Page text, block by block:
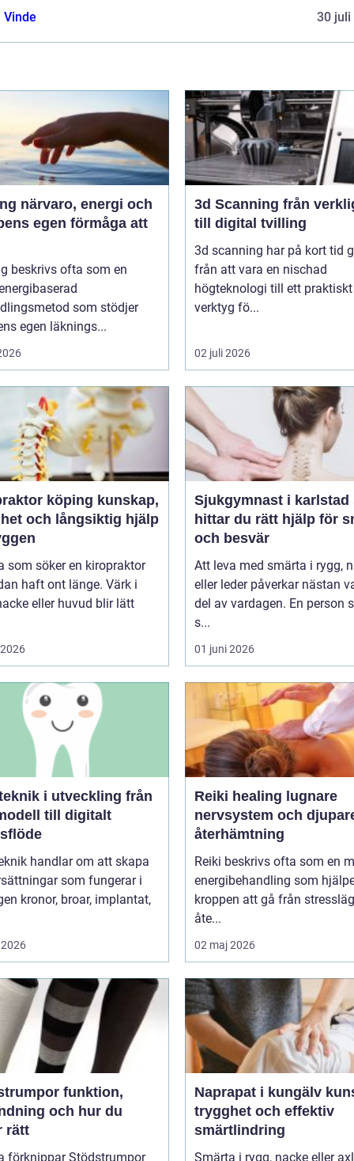
Vinde 30 juli
och
egen förmåga att
beskrivs ofta som en
som stödjer
egen läknings...
3d Scanning från verklighet
till digital tvilling
3d scanning har på kort tid
från att vara en nischad
högteknologi till ett praktiskt
verktyg fö...
02 juli 2026
köping kunskap,
och långsiktig hjälp
som söker en kiropraktor
haft ont länge. Värk i
eller huvud blir lätt
Sjukgymnast i karlstad så
hittar du rätt hjälp för
och besvär
Att leva med smärta i rygg,
eller leder påverkar nästan
del av vardagen. En person
s...
01 juni 2026
i utveckling från
till digitalt
handlar om att skapa
som fungerar i
Reiki healing lugnare
nervsystem och
återhämtning
Reiki beskrivs ofta som en
energibehandling som
kroppen att gå från
åte...
02 maj 2026
funktion,
och hur du
rätt
förknippar Stödstrumpor
Naprapat i kungälv kunskap,
trygghet och effektiv
smärtlindring
Smärta i rygg, nacke eller